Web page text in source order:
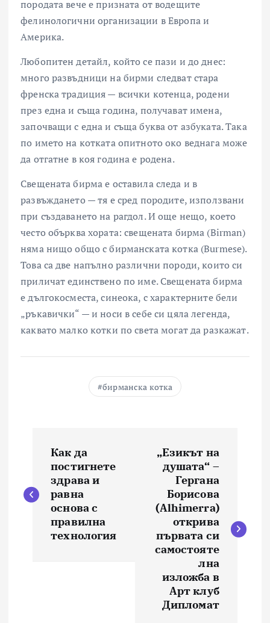
породата вече е призната от водещите
фелинологични организации в Европа и
Америка.
Любопитен детайл, който се пази и до днес:
много развъдници на бирми следват стара
френска традиция — всички котенца, родени
през една и съща година, получават имена,
започващи с една и съща буква от азбуката. Така
по името на котката опитното око веднага може
да отгатне в коя година е родена.
Свещената бирма е оставила следа и в
развъждането — тя е сред породите, използвани
при създаването на рагдол. И още нещо, което
често обърква хората: свещената бирма (Birman)
няма нищо общо с бирманската котка (Burmese).
Това са две напълно различни породи, които си
приличат единствено по име. Свещената бирма
е дългокосместа, синеока, с характерните бели
„ръкавички“ — и носи в себе си цяла легенда,
каквато малко котки по света могат да разкажат.
бирманска котка
в
Как да
постигнете
здрава и
равна
основа с
правилна
технология
„Езикът на
душата“ –
Гергана
Борисова
(Alhimerra)
открива
първата си
самостояте
лна
изложба в
Арт клуб
Дипломат